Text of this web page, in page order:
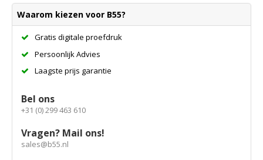
Waarom kiezen voor B55?
Gratis digitale proefdruk
Persoonlijk Advies
Laagste prijs garantie
Bel ons
+31 (0) 299 463 610
Vragen? Mail ons!
sales@b55.nl